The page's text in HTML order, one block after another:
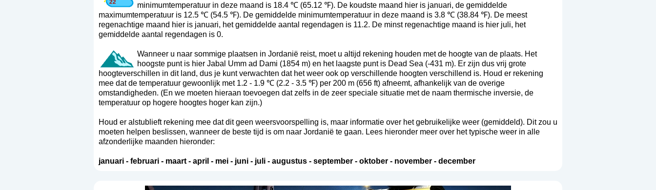
minimumtemperatuur in deze maand is 18.4 ℃ (65.12 ℉). De koudste maand hier is januari, de gemiddelde
maximumtemperatuur is 12.5 ℃ (54.5 ℉). De gemiddelde minimumtemperatuur in deze maand is 3.8 ℃ (38.84 ℉). De meest
regenachtige maand hier is januari, het gemiddelde aantal regendagen is 11.2. De minst regenachtige maand is hier juli, het
gemiddelde aantal regendagen is 0.
Wanneer u naar sommige plaatsen in Jordanië reist, moet u altijd rekening houden met de hoogte van de plaats. Het
hoogste punt is hier Jabal Umm ad Dami (1854 m) en het laagste punt is Dead Sea (-431 m). Er zijn dus vrij grote
hoogteverschillen in dit land, dus je kunt verwachten dat het weer ook op verschillende hoogten verschillend is. Houd er rekening
mee dat de temperatuur gewoonlijk met 1.2 - 1.9 ℃ (2.2 - 3.5 ℉) per 200 m (656 ft) afneemt, afhankelijk van de overige
omstandigheden. (En we moeten hieraan toevoegen dat zelfs in de zeer speciale situatie met de naam thermische inversie, de
temperatuur op hogere hoogtes hoger kan zijn.)
Houd er alstublieft rekening mee dat dit geen weersvoorspelling is, maar informatie over het gebruikelijke weer (gemiddeld). Dit zou u
moeten helpen beslissen, wanneer de beste tijd is om naar Jordanië te gaan. Lees hieronder meer over het typische weer in alle
afzonderlijke maanden hieronder:
januari- februari- maart- april - mei- juni- juli- augustus- september- oktober- november- december